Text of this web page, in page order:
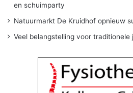
en schuimparty
Natuurmarkt De Kruidhof opnieuw
Veel belangstelling voor